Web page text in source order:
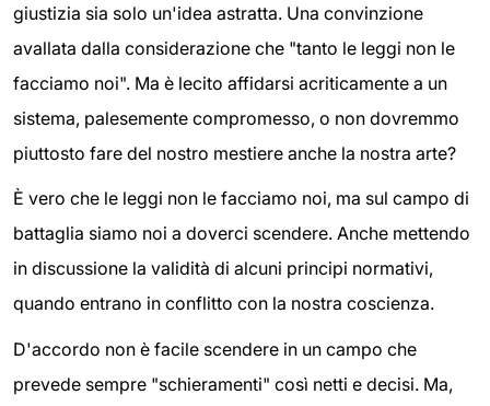
giustizia sia solo un'idea astratta. Una convinzione
avallata dalla considerazione che "tanto le leggi non le
facciamo noi". Ma è lecito affidarsi acriticamente a un
sistema, palesemente compromesso, o non dovremmo
piuttosto fare del nostro mestiere anche la nostra arte?
È vero che le leggi non le facciamo noi, ma sul campo di
battaglia siamo noi a doverci scendere. Anche mettendo
in discussione la validità di alcuni principi normativi,
quando entrano in conflitto con la nostra coscienza.
D'accordo non è facile scendere in un campo che
prevede sempre "schieramenti" così netti e decisi. Ma,